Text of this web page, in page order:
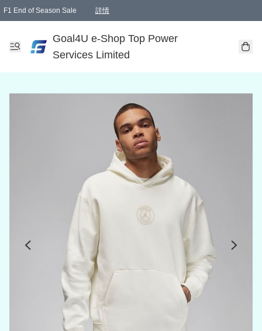
F1 End of Season Sale 詳情
Goal4U e-Shop Top Power
Services Limited